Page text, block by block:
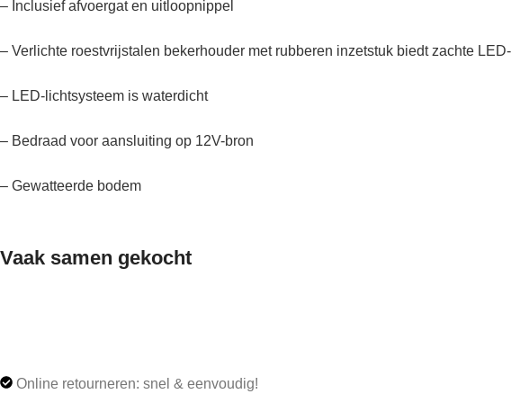
– Inclusief afvoergat en uitloopnippel
– Verlichte roestvrijstalen bekerhouder met rubberen inzetstuk biedt zachte
– LED-lichtsysteem is waterdicht
– Bedraad voor aansluiting op 12V-bron
– Gewatteerde bodem
Vaak samen gekocht
Online retourneren: snel & eenvoudig!